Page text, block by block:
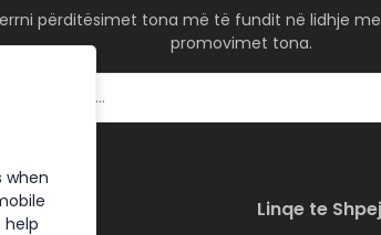
when
përditësimet tona më të fundit në lidhje
promovimet tona.
Linqe te